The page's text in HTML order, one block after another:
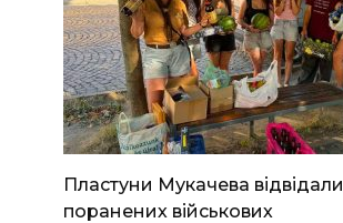
Пластуни Мукачева відвідали
поранених військових